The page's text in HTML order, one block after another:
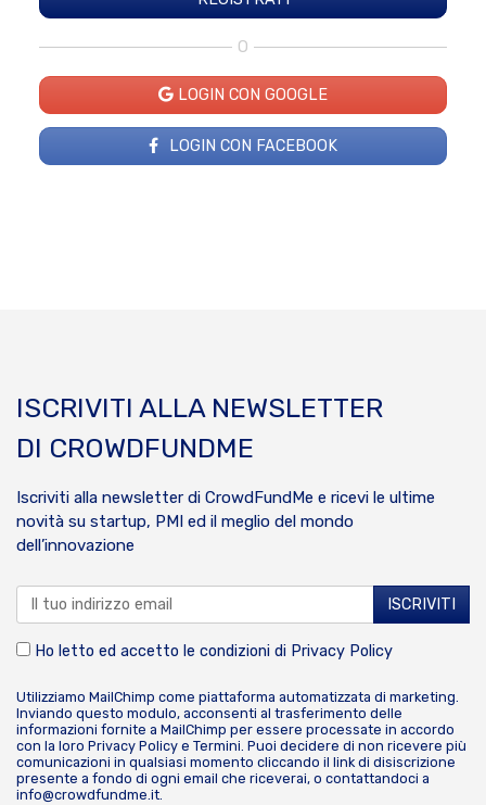
O
LOGIN CON GOOGLE
LOGIN CON FACEBOOK
ISCRIVITI ALLA NEWSLETTER
DI CROWDFUNDME
Iscriviti alla newsletter di CrowdFundMe e ricevi le ultime
novità su startup, PMI ed il meglio del mondo
dell’innovazione
Ho letto ed accetto le condizioni di Privacy Policy
Utilizziamo MailChimp come piattaforma automatizzata di marketing.
Inviando questo modulo, acconsenti al trasferimento delle
informazioni fornite a MailChimp per essere processate in accordo
con la loro Privacy Policy e Termini. Puoi decidere di non ricevere più
comunicazioni in qualsiasi momento cliccando il link di disiscrizione
presente a fondo di ogni email che riceverai, o contattandoci a
info@crowdfundme.it.